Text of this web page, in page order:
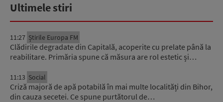
Ultimele stiri
11:27 Știrile Europa FM
Clădirile degradate din Capitală, acoperite cu prelate până la
reabilitare. Primăria spune că măsura are rol estetic și…
11:13 Social
Criză majoră de apă potabilă în mai multe localități din Bihor,
din cauza secetei. Ce spune purtătorul de…